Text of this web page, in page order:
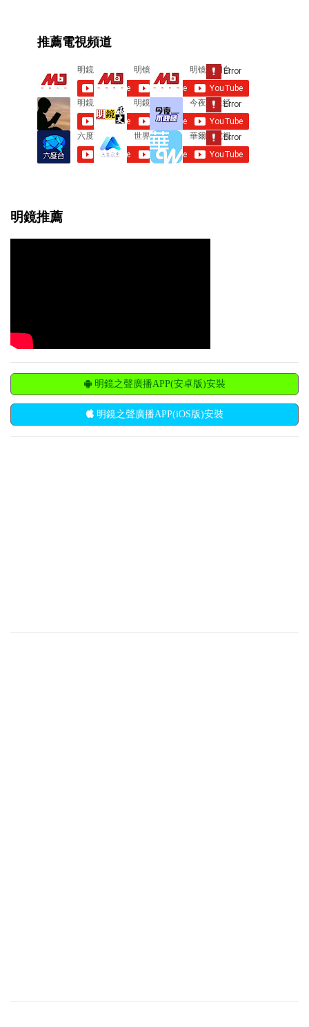
n
t
s
推薦電視頻道
明鏡推薦
明鏡之聲廣播APP(安卓版)安裝
明鏡之聲廣播APP(iOS版)安裝